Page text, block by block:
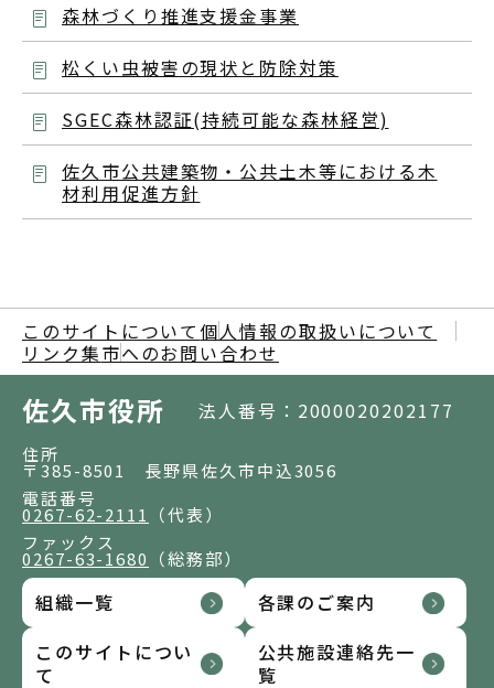
森林づくり推進支援金事業
松くい虫被害の現状と防除対策
SGEC森林認証(持続可能な森林経営)
佐久市公共建築物・公共土木等における木
材利用促進方針
このサイトについて 個人情報の取扱いについて
リンク集市へのお問い合わせ
佐久市役所 法人番号：2000020202177
住所
〒385-8501 長野県佐久市中込3056
電話番号
0267-62-2111
（代表）
ファックス
0267-63-1680 （総務部）
組織一覧
各課のご案内
このサイトについ
て
公共施設連絡先一
覧